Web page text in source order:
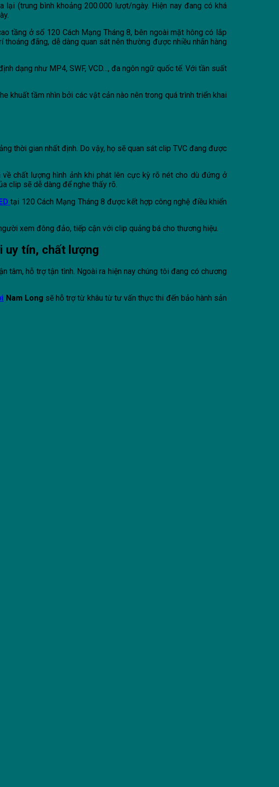
(trung bình khoảng 200.000 lượt/ngày. Hiện nay đang có khá
tầng ở số 120 Cách Mạng Tháng 8, bên ngoài mặt hông có lắp
đãng, dễ dàng quan sát nên thường được nhiều nhãn hàng
dạng như MP4, SWF, VCD…, đa ngôn ngữ quốc tế. Với tần suất
tầm nhìn bởi các vật cản nào nên trong quá trình triển khai
thời gian nhất định. Do vậy, họ sẽ quan sát clip TVC đang được
về chất lượng hình ảnh khi phát lên cực kỳ rõ nét cho dù đứng ở
clip sẽ dễ dàng để nghe thấy rõ.
tại 120 Cách Mạng Tháng 8 được kết hợp công nghệ điều khiển
xem đông đảo, tiếp cận với clip quảng bá cho thương hiệu.
uy tín, chất lượng
tâm, hỗ trợ tận tình. Ngoài ra hiện nay chúng tôi đang có chương
Nam Long sẽ hỗ trợ từ khâu từ tư vấn thực thi đến bảo hành sản